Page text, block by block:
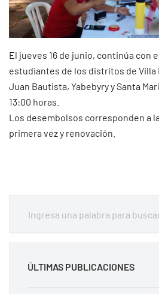
El jueves 16 de junio, continúa con
estudiantes de los distritos de Villa
Juan Bautista, Yabebyry y Santa
13:00 horas.
Los desembolsos corresponden a
primera vez y renovación.
ÚLTIMAS PUBLICACIONES